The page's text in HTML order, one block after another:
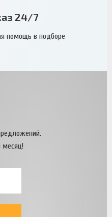
24/7
помощь в подборе